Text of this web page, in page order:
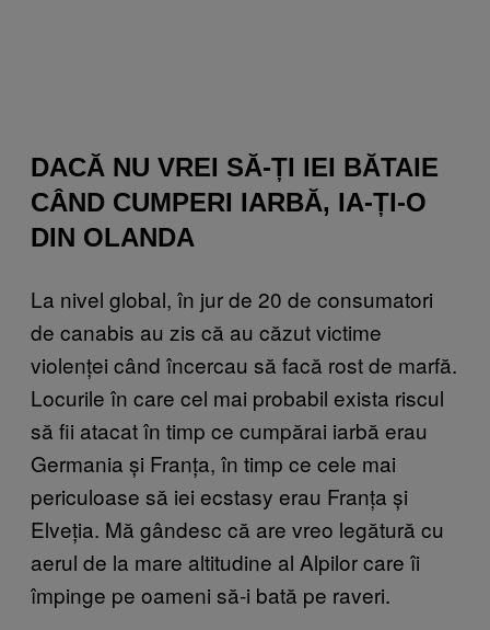
DACĂ NU VREI SĂ-ȚI IEI BĂTAIE
CÂND CUMPERI IARBĂ, IA-ȚI-O
DIN OLANDA
La nivel global, în jur de 20 de consumatori
de canabis au zis că au căzut victime
violenței când încercau să facă rost de marfă.
Locurile în care cel mai probabil exista riscul
să fii atacat în timp ce cumpărai iarbă erau
Germania și Franța, în timp ce cele mai
periculoase să iei ecstasy erau Franța și
Elveția. Mă gândesc că are vreo legătură cu
aerul de la mare altitudine al Alpilor care îi
împinge pe oameni să-i bată pe raveri.